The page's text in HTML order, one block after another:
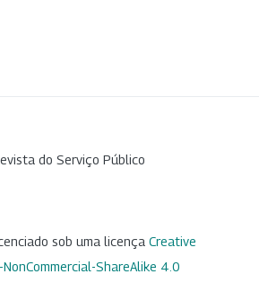
do Serviço Público
sob uma licença Creative
ShareAlike 4.0